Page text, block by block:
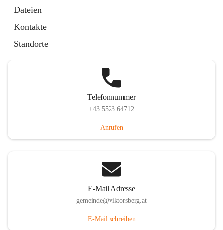
Dateien
Kontakte
Standorte
Telefonnummer
+43 5523 64712
Anrufen
E-Mail Adresse
gemeinde@viktorsberg.at
E-Mail schreiben